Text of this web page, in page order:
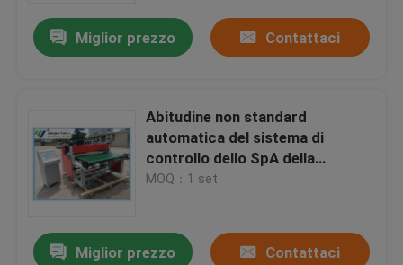
Miglior prezzo Contattaci
Abitudine non standard
automatica del sistema di
controllo dello SpA della
macchina di taglio del rotolo del
MOQ：1 set
Miglior prezzo Contattaci